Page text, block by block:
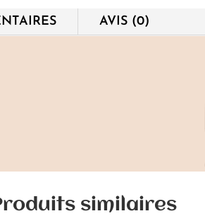
Mer
AVIS (0)
similaires